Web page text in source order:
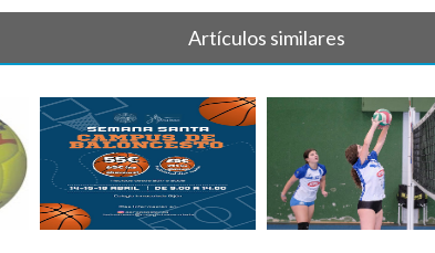
Artículos similares